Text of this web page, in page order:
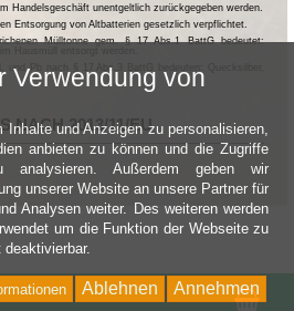
Handelsgeschäft unentgeltlich zurückgegeben werden.
Entsorgung von Altbatterien gesetzlich verpflichtet.
Mülltonne gem. § 17 Abs.1 BattG bedeutet:
und Pb nach § 17 Abs.3 BattG bedeuten: Quecksilber,
NACH 2013/11/EU
Verwendung von
Inhalte und Anzeigen zu personalisieren,
anbieten zu können und die Zugriffe
Außerdem geben wir
unserer Website an unsere Partner für
Analysen weiter. Des weiteren werden
um die Funktion der Webseite zu
Annehmen
Ablehnen